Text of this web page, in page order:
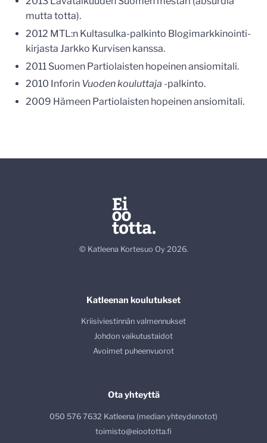
mutta totta).
2012 MTL:n Kultasulka-palkinto Blogimarkkinointi-
kirjasta Jarkko Kurvisen kanssa.
2011 Suomen Partiolaisten hopeinen ansiomitali.
2010 Inforin Vuoden kouluttaja -palkinto.
2009 Hämeen Partiolaisten hopeinen ansiomitali.
© Katleena Kortesuo Oy 2026.
Katleenan koulutukset
Kriisiviestinnän valmennukset
Johdon vaikutustaidot
Avoimet puheenvuorot
Ota yhteyttä
050 576 7632 Katleena (median yhteydenotot)
toimisto@eioototta.fi